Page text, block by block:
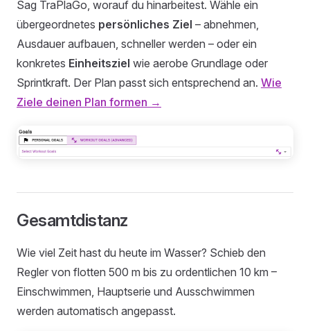
Sag TraPlaGo, worauf du hinarbeitest. Wähle ein
übergeordnetes persönliches Ziel – abnehmen,
Ausdauer aufbauen, schneller werden – oder ein
konkretes Einheitsziel wie aerobe Grundlage oder
Sprintkraft. Der Plan passt sich entsprechend an. Wie
Ziele deinen Plan formen →
Gesamtdistanz
Wie viel Zeit hast du heute im Wasser? Schieb den
Regler von flotten 500 m bis zu ordentlichen 10 km –
Einschwimmen, Hauptserie und Ausschwimmen
werden automatisch angepasst.